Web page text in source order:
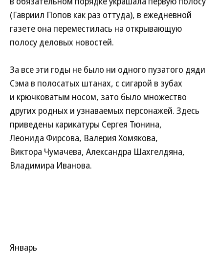
(Гавриил Попов как раз оттуда), в ежедневной
газете она переместилась на открывающую
полосу деловых новостей.
За все эти годы не было ни одного пузатого дяди
Сэма в полосатых штанах, с сигарой в зубах
и крючковатым носом, зато было множество
других родных и узнаваемых персонажей. Здесь
приведены карикатуры Сергея Тюнина,
Леонида Фирсова, Валерия Хомякова,
Виктора Чумачева, Александра Шахгелдяна,
Владимира Иванова.
Январь